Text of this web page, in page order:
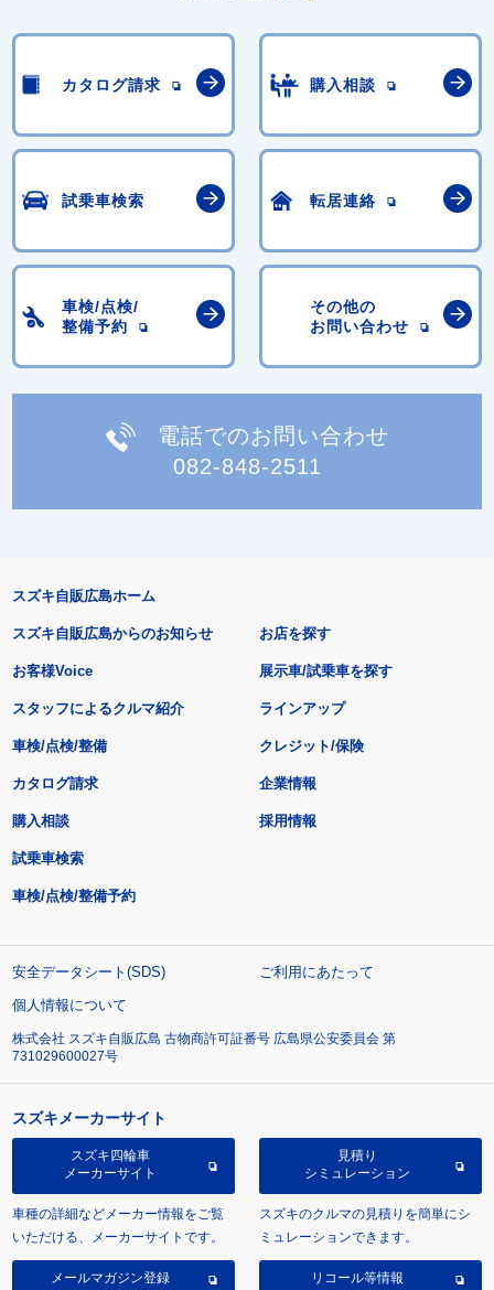
カタログ請求 購入相談
試乗車検索 転居連絡
車検/点検/
整備予約
その他の
お問い合わせ
電話でのお問い合わせ
082-848-2511
スズキ自販広島ホーム
スズキ自販広島からのお知らせ
お客様Voice
スタッフによるクルマ紹介
お店を探す
展示車/試乗車を探す
ラインアップ
車検/点検/整備 クレジット/保険
カタログ請求
購入相談
試乗車検索
車検/点検/整備予約
企業情報
採用情報
安全データシート(SDS)
ご利用にあたって
個人情報について
株式会社 スズキ自販広島 古物商許可証番号 広島県公安委員会 第
731029600027号
スズキメーカーサイト
スズキ四輪車
メーカーサイト
車種の詳細などメーカー情報をご覧
いただける、メーカーサイトです。
見積り
シミュレーション
スズキのクルマの見積りを簡単にシ
ミュレーションできます。
メールマガジン登録 リコール等情報